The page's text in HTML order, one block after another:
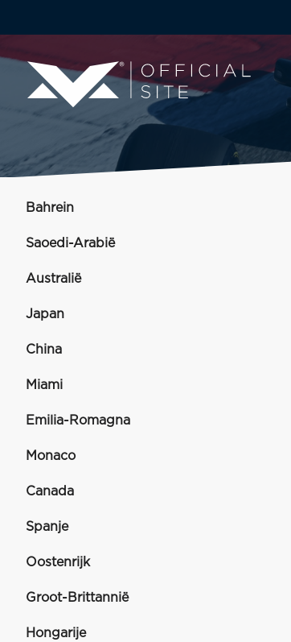
Bahrein
Saoedi-Arabië
Australië
Japan
China
Miami
Emilia-Romagna
Monaco
Canada
Spanje
Oostenrijk
Groot-Brittannië
Hongarije